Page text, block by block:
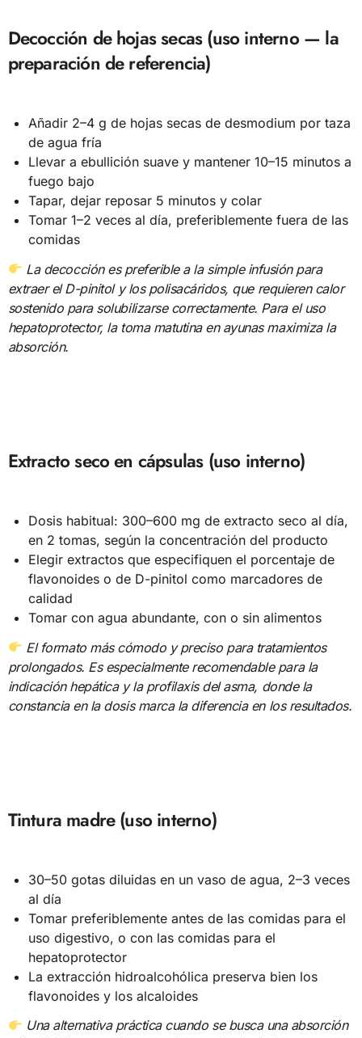
Decocción de hojas secas (uso interno — la
preparación de referencia)
Añadir 2–4 g de hojas secas de desmodium por taza
de agua fría
Llevar a ebullición suave y mantener 10–15 minutos a
fuego bajo
Tapar, dejar reposar 5 minutos y colar
Tomar 1–2 veces al día, preferiblemente fuera de las
comidas
La decocción es preferible a la simple infusión para
extraer el D-pinitol y los polisacáridos, que requieren calor
sostenido para solubilizarse correctamente. Para el uso
hepatoprotector, la toma matutina en ayunas maximiza la
absorción.
Extracto seco en cápsulas (uso interno)
Dosis habitual: 300–600 mg de extracto seco al día,
en 2 tomas, según la concentración del producto
Elegir extractos que especifiquen el porcentaje de
flavonoides o de D-pinitol como marcadores de
calidad
Tomar con agua abundante, con o sin alimentos
El formato más cómodo y preciso para tratamientos
prolongados. Es especialmente recomendable para la
indicación hepática y la profilaxis del asma, donde la
constancia en la dosis marca la diferencia en los resultados.
Tintura madre (uso interno)
30–50 gotas diluidas en un vaso de agua, 2–3 veces
al día
Tomar preferiblemente antes de las comidas para el
uso digestivo, o con las comidas para el
hepatoprotector
La extracción hidroalcohólica preserva bien los
flavonoides y los alcaloides
Una alternativa práctica cuando se busca una absorción